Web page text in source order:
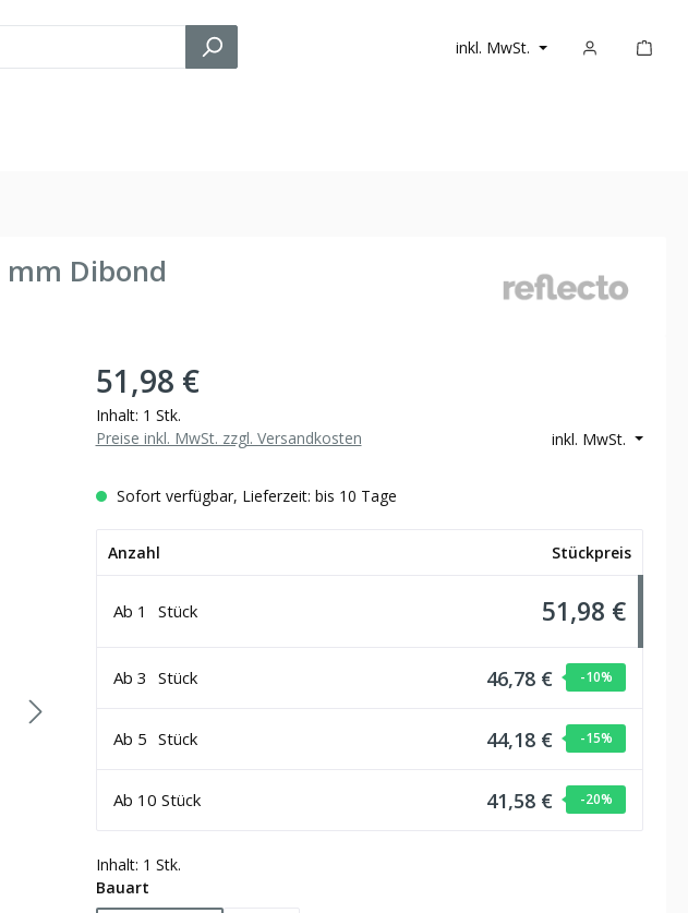
inkl. MwSt.
mm Dibond
51,98 €
Inhalt: 1 Stk.
inkl. MwSt.
Preise inkl. MwSt. zzgl. Versandkosten
Sofort verfügbar, Lieferzeit: bis 10 Tage
Anzahl Stückpreis
Ab 1 Stück 51,98 €
Ab 3 Stück 46,78 € -10%
Ab 5 Stück 44,18 € -15%
Ab 10 Stück 41,58 € -20%
Inhalt: 1 Stk.
Bauartauswählen